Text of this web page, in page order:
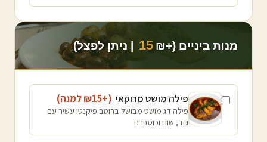
מנות ביניים (+₪ 15 | ניתן לפצל)
פילה מושט מרוקאי (+₪
15 למנה)
פילה דג מושט מבושל ברוטב פיקנטי עשיר עם
גזר, שום וכוסברה